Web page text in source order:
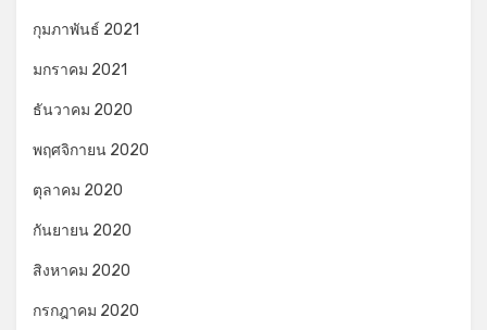
กุมภาพันธ์ 2021
มกราคม 2021
ธันวาคม 2020
พฤศจิกายน 2020
ตุลาคม 2020
กันยายน 2020
สิงหาคม 2020
กรกฎาคม 2020